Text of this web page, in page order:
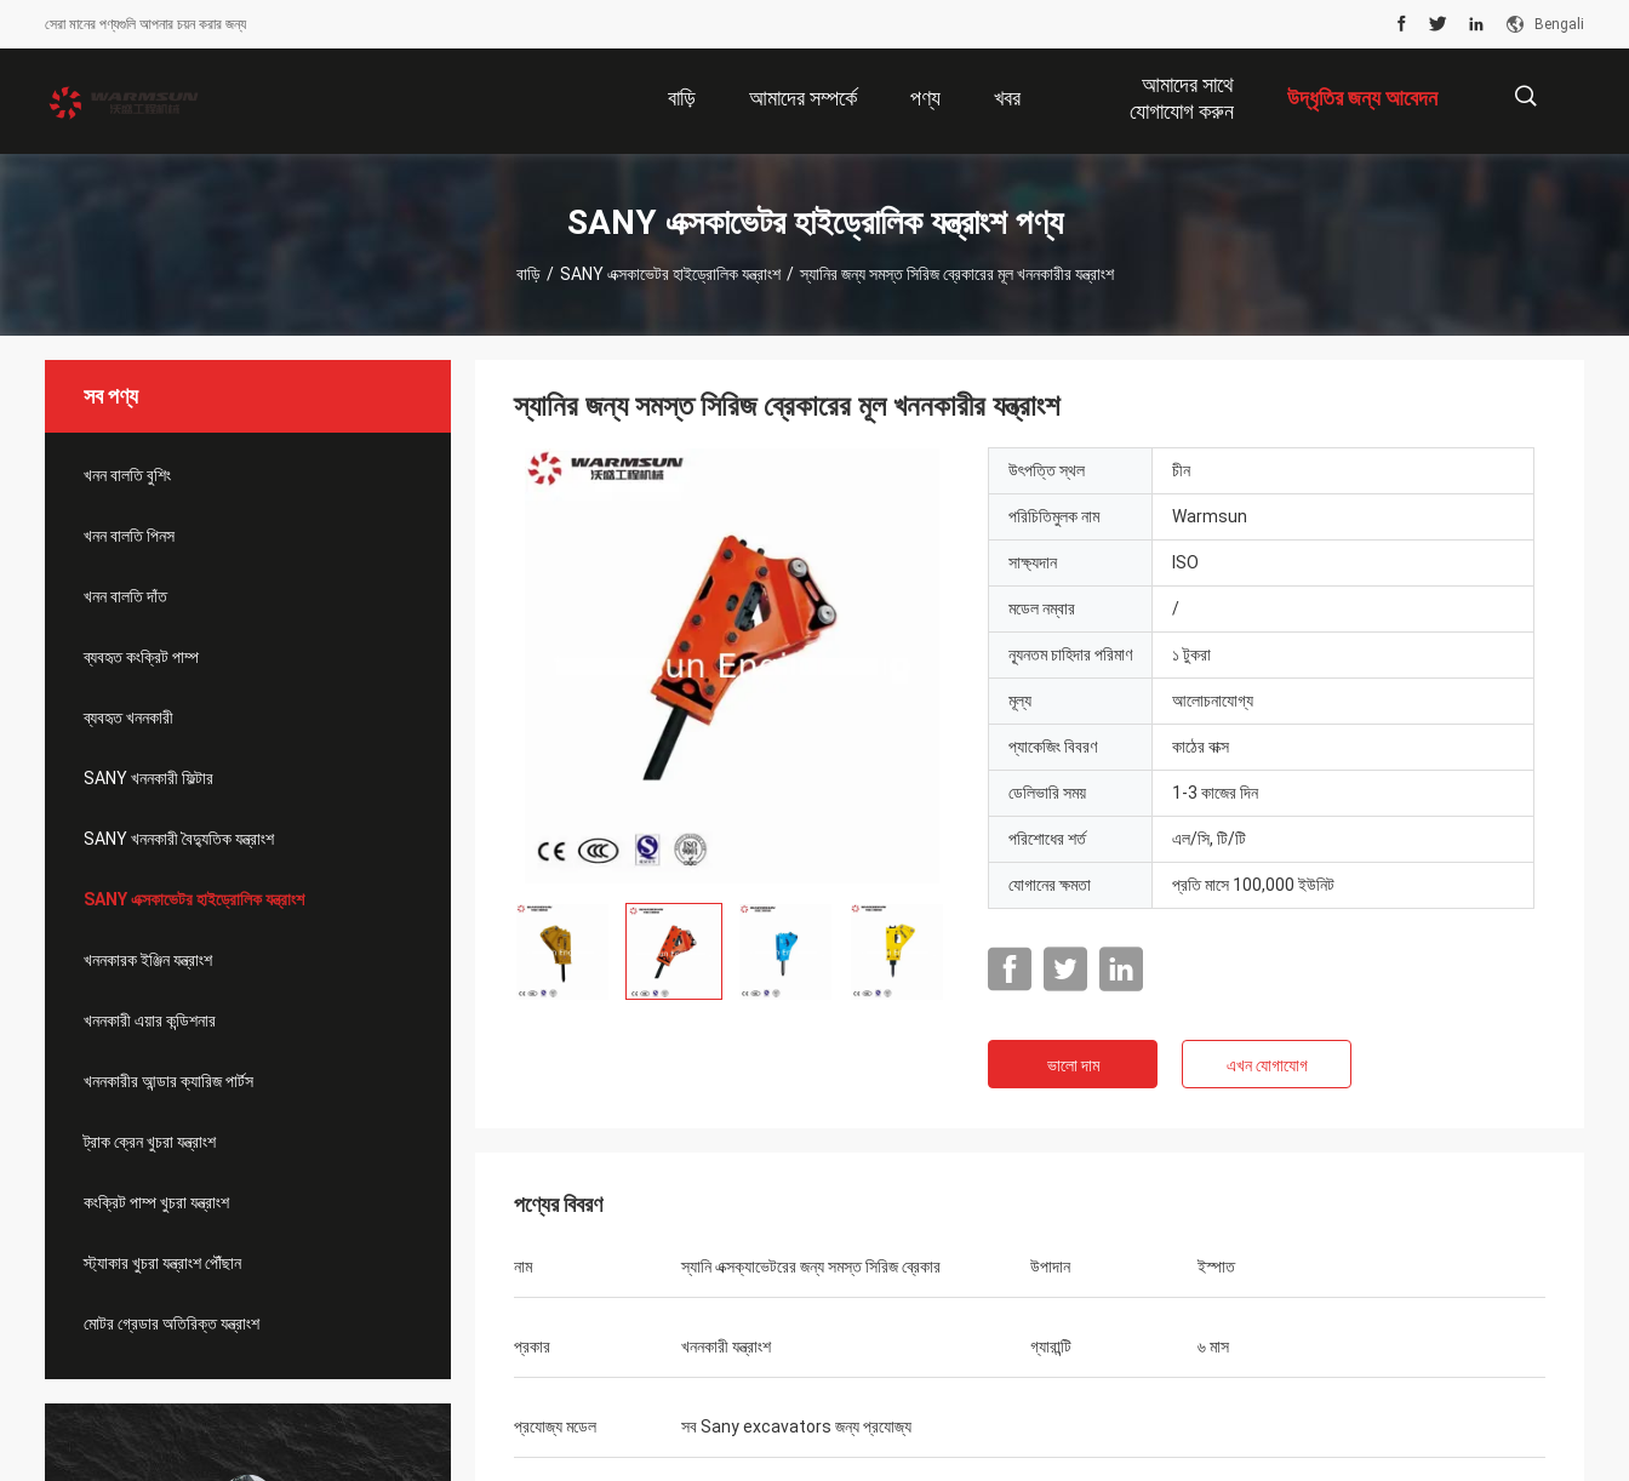
সেরা মানের পণ্যগুলি আপনার চয়ন করার জন্য Bengali
বাড়ি আমাদের সম্পর্কে পণ্য খবর
আমাদের সাথে
যোগাযোগ করুন
উদ্ধৃতির জন্য আবেদন
SANY এক্সকাভেটর হাইড্রোলিক যন্ত্রাংশ পণ্য
বাড়ি / SANY এক্সকাভেটর হাইড্রোলিক যন্ত্রাংশ / স্যানির জন্য সমস্ত সিরিজ ব্রেকারের মূল খননকারীর যন্ত্রাংশ
সব পণ্য
খনন বালতি বুশিং
খনন বালতি পিনস
খনন বালতি দাঁত
ব্যবহৃত কংক্রিট পাম্প
ব্যবহৃত খননকারী
SANY খননকারী ফিল্টার
SANY খননকারী বৈদ্যুতিক যন্ত্রাংশ
SANY এক্সকাভেটর হাইড্রোলিক যন্ত্রাংশ
খননকারক ইঞ্জিন যন্ত্রাংশ
খননকারী এয়ার কন্ডিশনার
খননকারীর আন্ডার ক্যারিজ পার্টস
ট্রাক ক্রেন খুচরা যন্ত্রাংশ
কংক্রিট পাম্প খুচরা যন্ত্রাংশ
স্ট্যাকার খুচরা যন্ত্রাংশ পৌঁছান
মোটর গ্রেডার অতিরিক্ত যন্ত্রাংশ
স্যানির জন্য সমস্ত সিরিজ ব্রেকারের মূল খননকারীর যন্ত্রাংশ
উৎপত্তি স্থল চীন
পরিচিতিমুলক নাম Warmsun
সাক্ষ্যদান ISO
মডেল নম্বার /
ন্যূনতম চাহিদার পরিমাণ ১ টুকরা
মূল্য আলোচনাযোগ্য
প্যাকেজিং বিবরণ কাঠের বাক্স
ডেলিভারি সময় 1-3 কাজের দিন
পরিশোধের শর্ত এল/সি, টি/টি
যোগানের ক্ষমতা প্রতি মাসে 100,000 ইউনিট
ভালো দাম এখন যোগাযোগ
পণ্যের বিবরণ
নাম স্যানি এক্সক্যাভেটরের জন্য সমস্ত সিরিজ ব্রেকার উপাদান ইস্পাত
প্রকার খননকারী যন্ত্রাংশ গ্যারান্টি ৬ মাস
প্রযোজ্য মডেল সব Sany excavators জন্য প্রযোজ্য